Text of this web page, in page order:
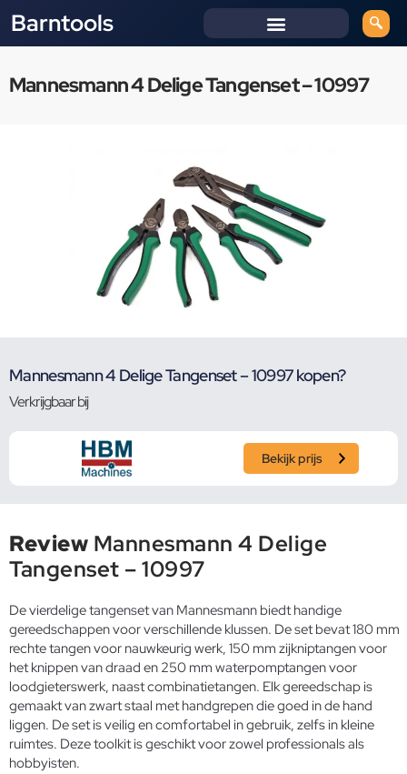
Barntools
Mannesmann 4 Delige Tangenset – 10997
Mannesmann 4 Delige Tangenset – 10997 kopen?
Verkrijgbaar bij
Bekijk prijs
Review Mannesmann 4 Delige
Tangenset – 10997
De vierdelige tangenset van Mannesmann biedt handige
gereedschappen voor verschillende klussen. De set bevat 180 mm
rechte tangen voor nauwkeurig werk, 150 mm zijkniptangen voor
het knippen van draad en 250 mm waterpomptangen voor
loodgieterswerk, naast combinatietangen. Elk gereedschap is
gemaakt van zwart staal met handgrepen die goed in de hand
liggen. De set is veilig en comfortabel in gebruik, zelfs in kleine
ruimtes. Deze toolkit is geschikt voor zowel professionals als
hobbyisten.